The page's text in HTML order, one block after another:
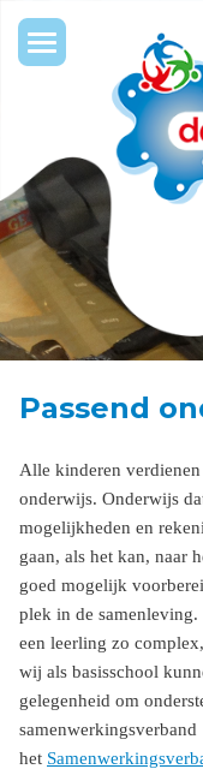
Toggle
navigation
Passend
Alle kinderen
onderwijs. Onderwijs
mogelijkheden en
gaan, als het kan, naar
goed mogelijk
plek in de
een leerling zo
wij als basisschool
gelegenheid om
het